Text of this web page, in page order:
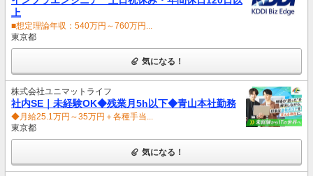
上
■想定理論年収：540万円～760万円...
東京都
気になる！
株式会社ユニマットライフ
社内SE｜未経験OK◆残業月5h以下◆青山本社勤務
◆月給25.1万円～35万円＋各種手当...
東京都
気になる！